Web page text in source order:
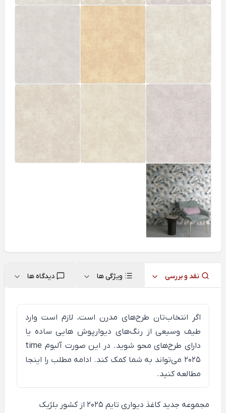
نقد و بررسی ویژگی ها دیدگاه ها
اگر انتخاب‌تان طرح‌های مدرن است، لازم است وارد
طیف وسیعی از رنگ‌های دیوارپوش هایی ساده یا
دارای طرح‌های محو شوید. در این صورت آلبوم time
2025 می‌تواند به شما کمک کند. ادامه مطلب را
اینجا
مطالعه کنید.
مجموعه جدید کاغذ دیواری تایم 2025 از کشور بلژیک